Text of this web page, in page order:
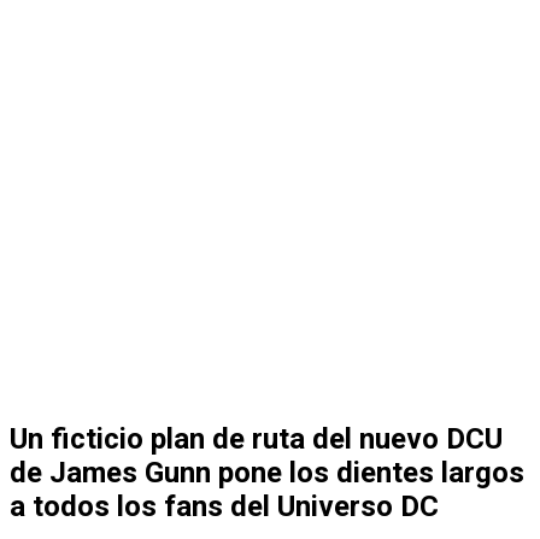
Un ficticio plan de ruta del nuevo DCU
de James Gunn pone los dientes largos
a todos los fans del Universo DC